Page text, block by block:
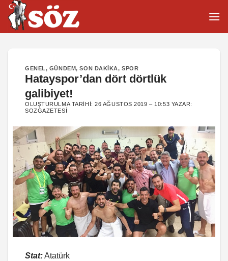
İçeriğe
atla
GENEL, GÜNDEM,SON DAKIKA,SPOR
Hatayspor’dan dört dörtlük
galibiyet!
OLUŞTURULMA TARIHI:26 AĞUSTOS 2019 – 10:53 YAZAR:
SOZGAZETESI
Stat:Atatürk